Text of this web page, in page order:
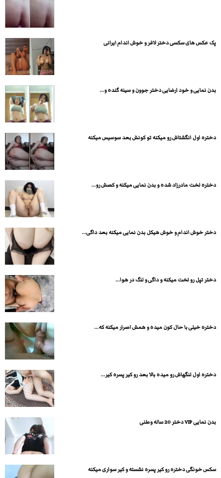
پک عکس های سکسی دختر لاغر و خوش اندام ایرانی
بدن نمایی و خود ارضایی دختر جوون و سینه گنده و...
دختره اول انگشتاش رو میکنه تو کونش بعد سوسیس میکنه
دختره لخت مادرزاد شده و بدن نمایی میکنه و کصش رو...
دختر خوش اندام و خوش هیکل بدن نمایی میکنه بعد داگی...
دختر تپل رو لخت میکنه و داگی و لنگ در هوا...
دختره خیلی با حال کون میده و همش اصرار میکنه که...
دختره اول لنگهاش رو میده بالا بعد رو کیر پسره کیر...
بدن نمایی VIP دختر 20 ساله وطنی
سکس خونگی دختره رو کیر پسره نشسته و کیر سواری میکنه